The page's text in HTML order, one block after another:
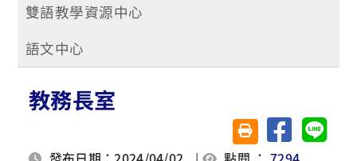
雙語教學資源中心
語文中心
教務長室
友善列印(另開視窗)
分享至臉書分享